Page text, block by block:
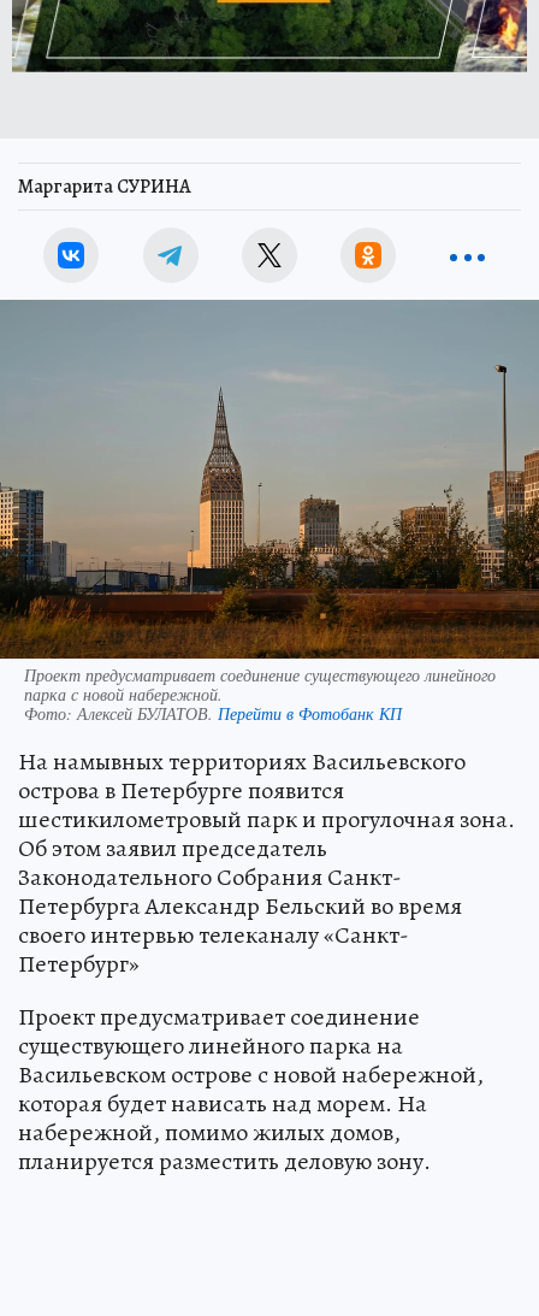
Маргарита СУРИНА
Проект предусматривает соединение существующего линейного
парка с новой набережной.
Фото: Алексей БУЛАТОВ. Перейти в Фотобанк КП
На намывных территориях Васильевского
острова в Петербурге появится
шестикилометровый парк и прогулочная зона.
Об этом заявил председатель
Законодательного Собрания Санкт-
Петербурга Александр Бельский во время
своего интервью телеканалу «Санкт-
Петербург»
Проект предусматривает соединение
существующего линейного парка на
Васильевском острове с новой набережной,
которая будет нависать над морем. На
набережной, помимо жилых домов,
планируется разместить деловую зону.